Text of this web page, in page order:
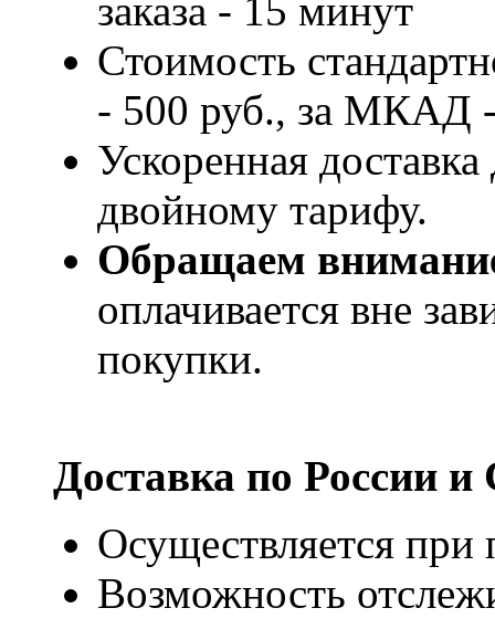
заказа - 15 минут
Стоимость
- 500 руб., за МКАД
Ускоренная
двойному тарифу.
Обращаем
оплачивается вне
покупки.
Доставка по России
Осуществляется при
Возможность